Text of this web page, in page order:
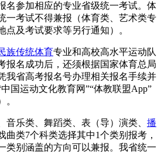
名参加相应的专业省级统一考试。体
一考试不得兼报（体育类、艺术类专
点及考试要求等另行通知）。
族传统体育专业和高校高水平运动队
报名成功后，还须根据国家体育总局
我省高考报名号办理相关报名手续并
国运动文化教育网”“体教联盟App”
。
音乐类、舞蹈类、表（导）演类、 播
曲类7个科类选择其中1个类别报考，
类别涵盖的方向可以兼报。我省统一